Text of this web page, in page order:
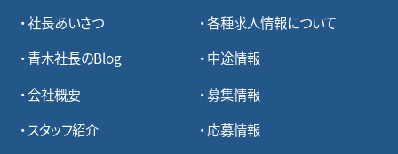
社長あいさつ
青木社長のBlog
会社概要
スタッフ紹介
各種求⼈情報について
中途情報
募集情報
応募情報